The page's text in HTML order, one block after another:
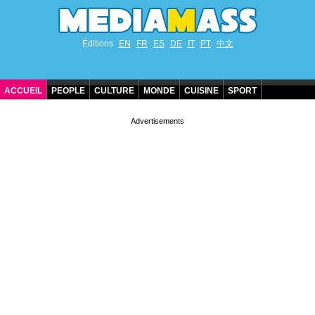
Éditions EN FR ES DE IT PT 中文
ACCUEIL PEOPLE CULTURE MONDE CUISINE SPORT